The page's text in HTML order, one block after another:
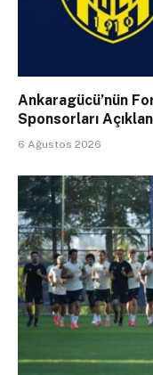
Ankaragücü’nün
Sponsorları
6 Ağustos 2026